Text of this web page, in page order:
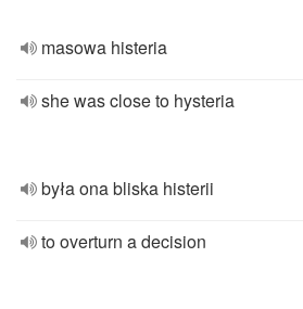
masowa histeria
she was close to hysteria
była ona bliska histerii
to overturn a decision